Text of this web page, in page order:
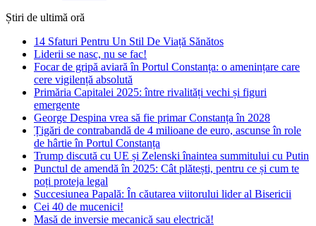
Știri de ultimă oră
14 Sfaturi Pentru Un Stil De Viață Sănătos
Liderii se nasc, nu se fac!
Focar de gripă aviară în Portul Constanța: o amenințare care
cere vigilență absolută
Primăria Capitalei 2025: între rivalități vechi și figuri
emergente
George Despina vrea să fie primar Constanța în 2028
Țigări de contrabandă de 4 milioane de euro, ascunse în role
de hârtie în Portul Constanța
Trump discută cu UE și Zelenski înaintea summitului cu Putin
Punctul de amendă în 2025: Cât plătești, pentru ce și cum te
poți proteja legal
Succesiunea Papală: În căutarea viitorului lider al Bisericii
Cei 40 de mucenici!
Masă de inversie mecanică sau electrică!